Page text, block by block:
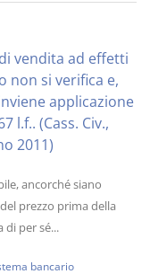
vendita ad effetti
non si verifica e,
applicazione
l.f.. (Cass. Civ.,
2011)
ancorché siano
prezzo prima della
per sé...
bancario